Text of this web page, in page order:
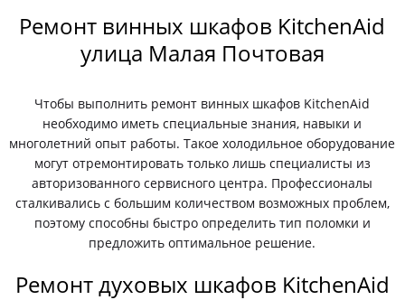
Ремонт винных шкафов KitchenAid
улица Малая Почтовая
Чтобы выполнить ремонт винных шкафов KitchenAid
необходимо иметь специальные знания, навыки и
многолетний опыт работы. Такое холодильное оборудование
могут отремонтировать только лишь специалисты из
авторизованного сервисного центра. Профессионалы
сталкивались с большим количеством возможных проблем,
поэтому способны быстро определить тип поломки и
предложить оптимальное решение.
Ремонт духовых шкафов KitchenAid